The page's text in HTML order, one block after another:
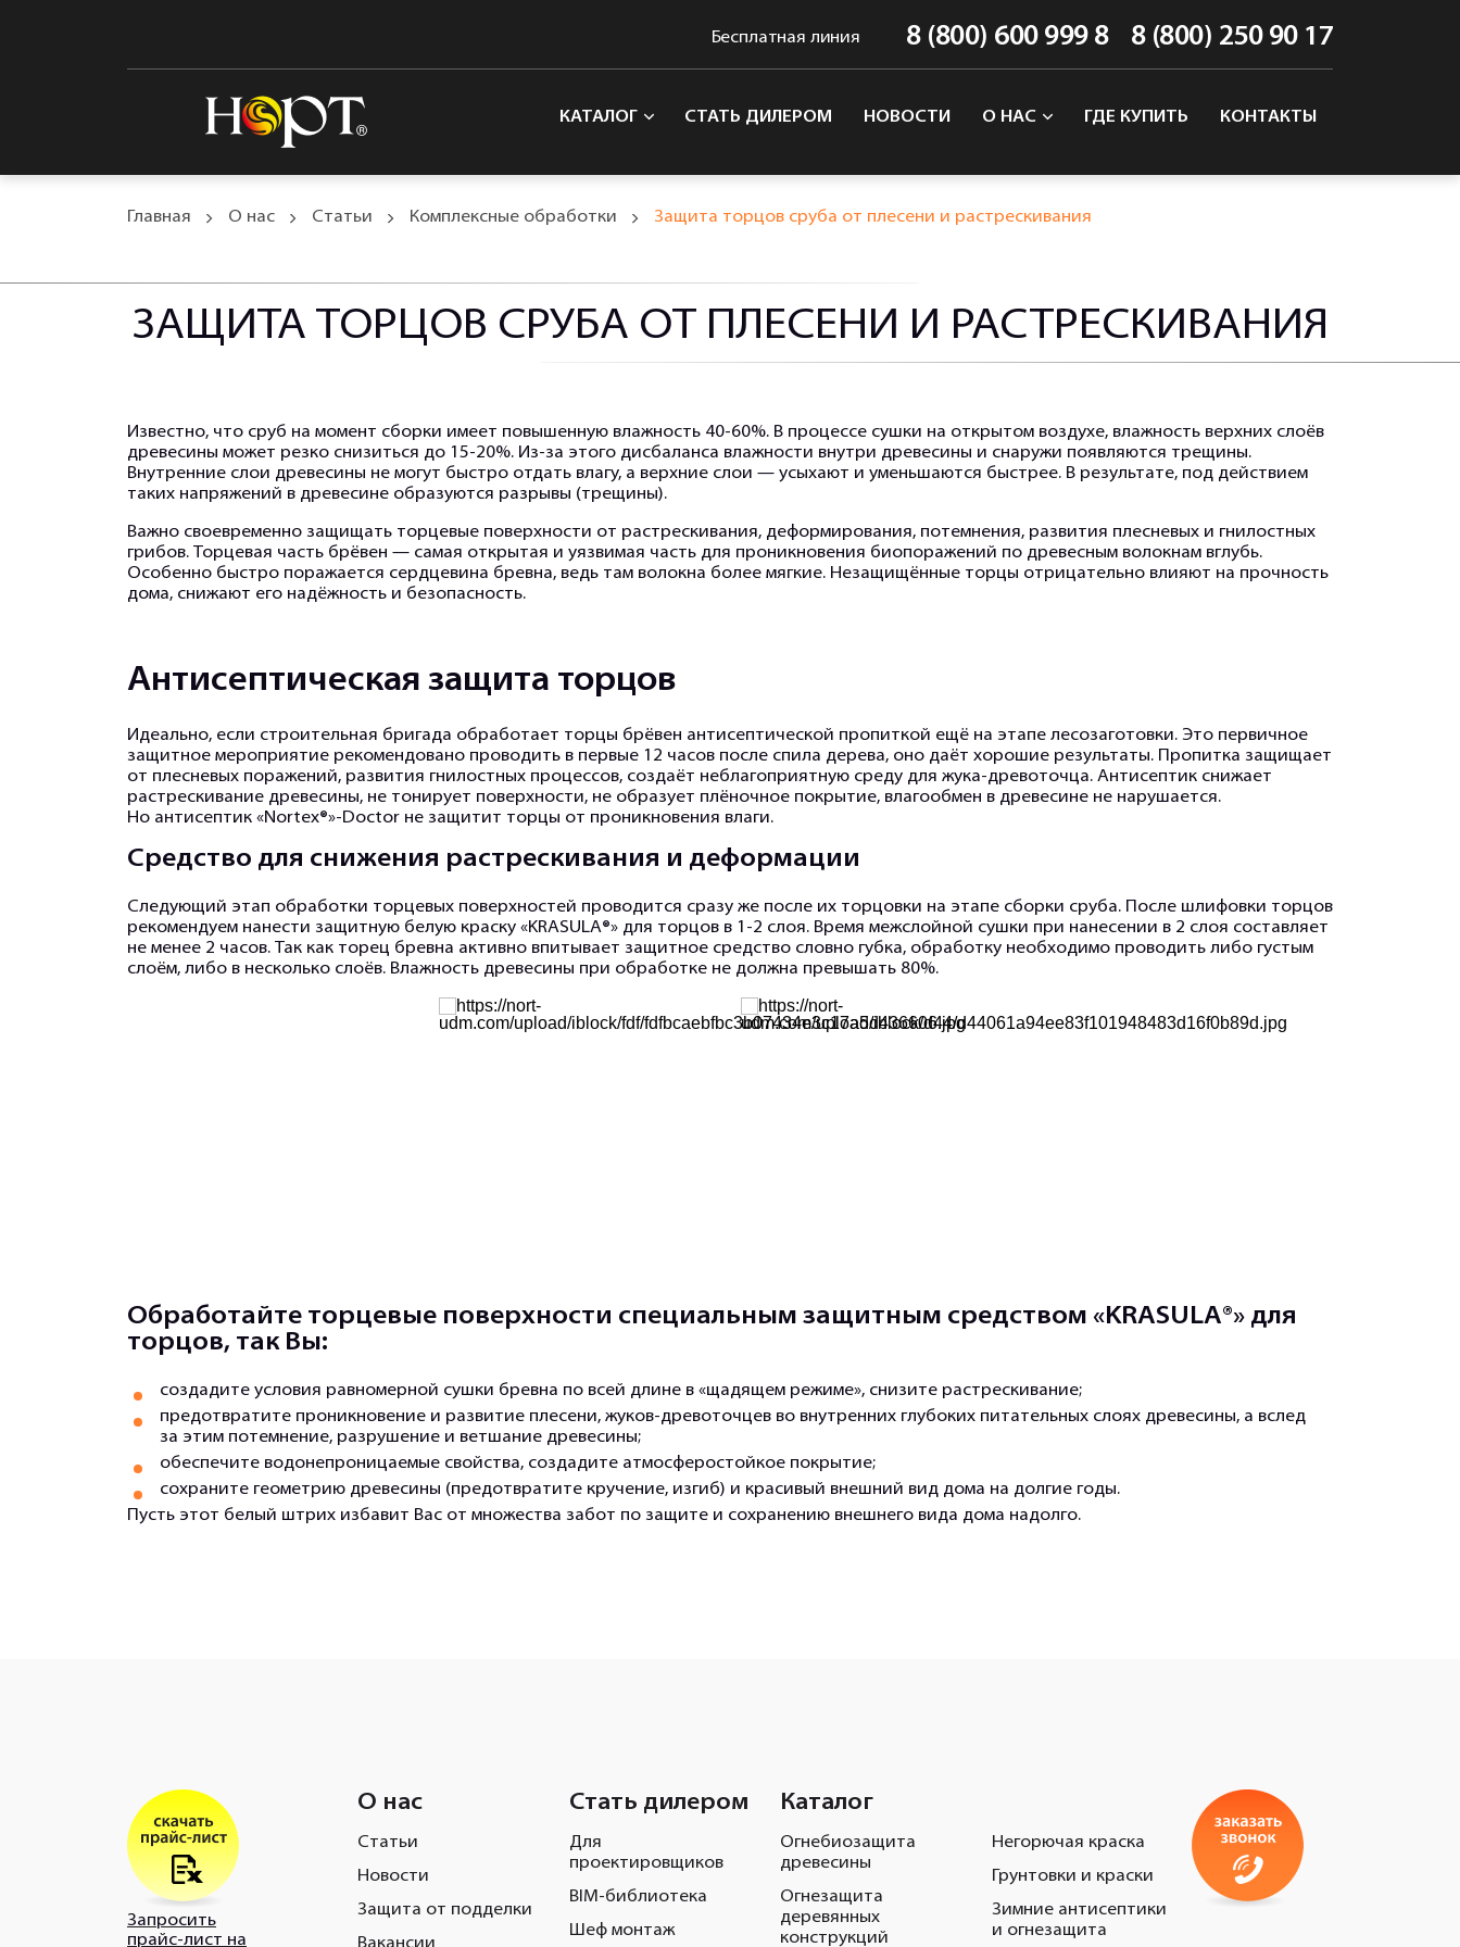
КАТАЛОГ СТАТЬ ДИЛЕРОМ НОВОСТИ О НАС ГДЕ КУПИТЬ КОНТАКТЫ
Бесплатная линия 8 (800) 600 999 8 8 (800) 250 90 17
Главная О нас Статьи Комплексные обработки Защита торцов сруба от плесени и растрескивания
ЗАЩИТА ТОРЦОВ СРУБА ОТ ПЛЕСЕНИ И РАСТРЕСКИВАНИЯ
Известно, что сруб на момент сборки имеет повышенную влажность 40-60%. В процессе сушки на открытом воздухе, влажность верхних слоёв
древесины может резко снизиться до 15-20%. Из-за этого дисбаланса влажности внутри древесины и снаружи появляются трещины.
Внутренние слои древесины не могут быстро отдать влагу, а верхние слои — усыхают и уменьшаются быстрее. В результате, под действием
таких напряжений в древесине образуются разрывы (трещины).
Важно своевременно защищать торцевые поверхности от растрескивания, деформирования, потемнения, развития плесневых и гнилостных
грибов. Торцевая часть брёвен — самая открытая и уязвимая часть для проникновения биопоражений по древесным волокнам вглубь.
Особенно быстро поражается сердцевина бревна, ведь там волокна более мягкие. Незащищённые торцы отрицательно влияют на прочность
дома, снижают его надёжность и безопасность.
Антисептическая защита торцов
Идеально, если строительная бригада обработает торцы брёвен антисептической пропиткой ещё на этапе лесозаготовки. Это первичное
защитное мероприятие рекомендовано проводить в первые 12 часов после спила дерева, оно даёт хорошие результаты. Пропитка защищает
от плесневых поражений, развития гнилостных процессов, создаёт неблагоприятную среду для жука-древоточца. Антисептик снижает
растрескивание древесины, не тонирует поверхности, не образует плёночное покрытие, влагообмен в древесине не нарушается.
Но антисептик «Nortex®»-Doctor не защитит торцы от проникновения влаги.
Средство для снижения растрескивания и деформации
Следующий этап обработки торцевых поверхностей проводится сразу же после их торцовки на этапе сборки сруба. После шлифовки торцов
рекомендуем нанести защитную белую краску «KRASULA®» для торцов в 1-2 слоя. Время межслойной сушки при нанесении в 2 слоя составляет
не менее 2 часов. Так как торец бревна активно впитывает защитное средство словно губка, обработку необходимо проводить либо густым
слоём, либо в несколько слоёв. Влажность древесины при обработке не должна превышать 80%.
Обработайте торцевые поверхности специальным защитным средством «KRASULA®» для
торцов, так Вы:
создадите условия равномерной сушки бревна по всей длине в «щадящем режиме», снизите растрескивание;
предотвратите проникновение и развитие плесени, жуков-древоточцев во внутренних глубоких питательных слоях древесины, а вслед
за этим потемнение, разрушение и ветшание древесины;
обеспечите водонепроницаемые свойства, создадите атмосферостойкое покрытие;
сохраните геометрию древесины (предотвратите кручение, изгиб) и красивый внешний вид дома на долгие годы.
Пусть этот белый штрих избавит Вас от множества забот по защите и сохранению внешнего вида дома надолго.
Запросить
прайс-лист на
О нас
Статьи
Новости
Защита от подделки
Стать дилером
Для
проектировщиков
BIM-библиотека
Шеф монтаж
Каталог
Огнебиозащита
древесины
Огнезащита
деревянных
конструкций
Негорючая краска
Грунтовки и краски
Зимние антисептики
и огнезащита